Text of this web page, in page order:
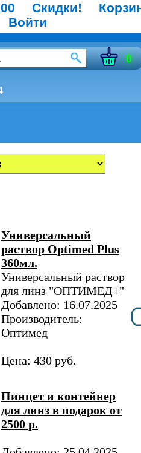
Скидки!
Войти
0
Универсальный
раствор Optimed Plus
360мл.
Универсальный раствор
для линз "ОПТИМЕД+"
Добавлено: 16.07.2025
Производитель:
Оптимед
Цена: 430 руб.
Пинцет и контейнер
для линз в подарок от
2500 р.